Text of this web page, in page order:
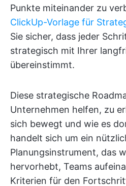
Punkte miteinander zu
ClickUp-Vorlage für
Sie sicher, dass jeder
strategisch mit Ihrer
übereinstimmt.
Diese strategische
Unternehmen helfen, zu
sich bewegt und wie es
handelt sich um ein
Planungsinstrument, das
hervorhebt, Teams
Kriterien für den